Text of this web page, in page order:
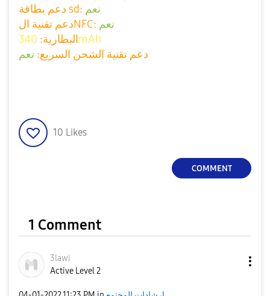
دعم بطاقة sd: نعم
دعم تقنية الNFC: نعم
البطارية:340mAh
دعم تقنية الشحن السريع: نعم
10 Likes
COMMENT
1 Comment
3lawi
Active Level 2